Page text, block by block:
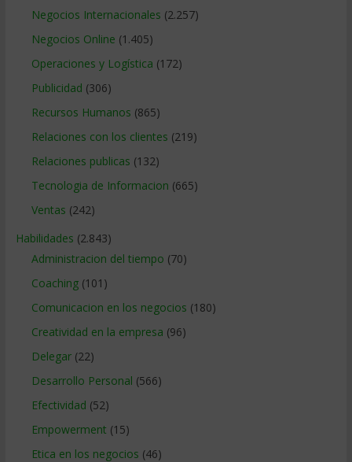
Negocios Internacionales (2.257)
Negocios Online (1.405)
Operaciones y Logística (172)
Publicidad (306)
Recursos Humanos (865)
Relaciones con los clientes (219)
Relaciones publicas (132)
Tecnologia de Informacion (665)
Ventas (242)
Habilidades (2.843)
Administracion del tiempo (70)
Coaching(101)
Comunicacion en los negocios (180)
Creatividad en la empresa (96)
Delegar(22)
Desarrollo Personal (566)
Efectividad (52)
Empowerment (15)
Etica en los negocios (46)